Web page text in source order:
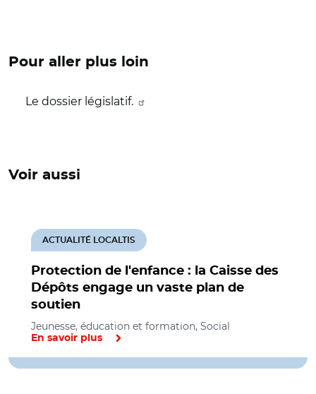
Pour aller plus loin
Le dossier législatif.
Voir aussi
Protection de l'enfance : la Caisse des
Dépôts engage un vaste plan de
soutien
ACTUALITÉ LOCALTIS
Jeunesse, éducation et formation, Social
En savoir plus